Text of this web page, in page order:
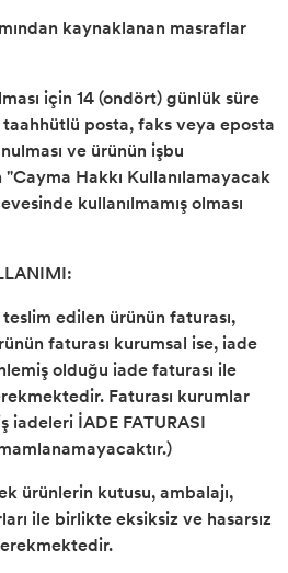
kaynaklanan masraflar
için 14 (ondört) günlük süre
posta, faks veya eposta
ve ürünün işbu
Hakkı Kullanılamayacak
kullanılmamış olması
edilen ürünün faturası,
faturası kurumsal ise, iade
olduğu iade faturası ile
Faturası kurumlar
iadeleri İADE FATURASI
ürünlerin kutusu, ambalajı,
ile birlikte eksiksiz ve hasarsız